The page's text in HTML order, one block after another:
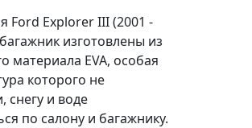
Ford Explorer III (2001 -
изготовлены из
материала EVA, особая
которого не
снегу и воде
по салону и багажнику.